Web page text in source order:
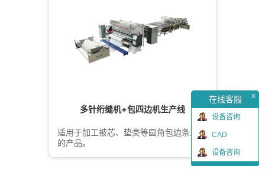
在线客服 x
设备咨询
CAD
设备咨询
多针绗缝机+包四边机生产线
适用于加工被芯、垫类等圆角包边条工艺
的产品。